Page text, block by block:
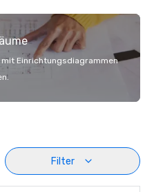
mit Einrichtungsdiagrammen
Filter